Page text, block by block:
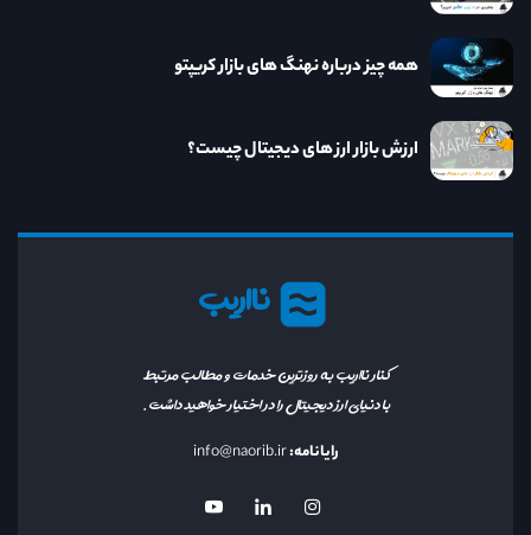
نااریب
کنار نااریب به روزترین خدمات و مطالب مرتبط
با دنیای ارز دیجیتال را در اختیار خواهید داشت.
رایانامه:info@naorib.ir
همه چیز درباره نهنگ های بازار کریپتو
ارزش بازار ارز های دیجیتال چیست؟